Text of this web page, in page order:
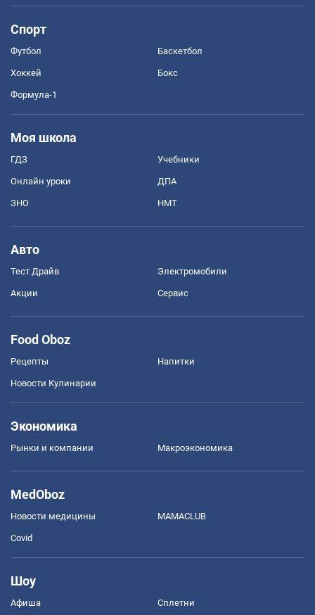
Спорт
Футбол Баскетбол
Хоккей Бокс
Формула-1
Моя школа
ГДЗ Учебники
Онлайн уроки ДПА
ЗНО НМТ
Авто
Тест Драйв Электромобили
Акции Сервис
Food Oboz
Рецепты Напитки
Новости Кулинарии
Экономика
Рынки и компании Mакроэкономика
MedOboz
Новости медицины MAMACLUB
Covid
Шоу
Афиша Сплетни